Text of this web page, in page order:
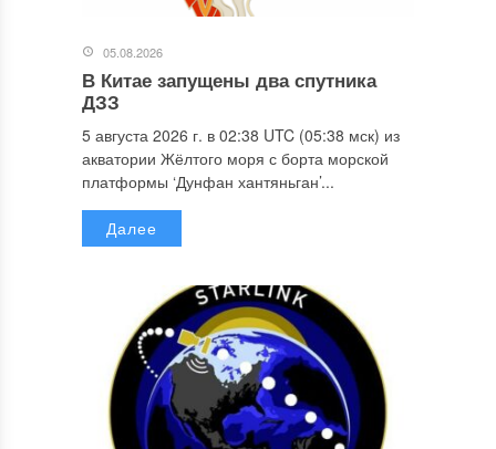
05.08.2026
В Китае запущены два спутника
ДЗЗ
5 августа 2026 г. в 02:38 UTC (05:38 мск) из
акватории Жёлтого моря с борта морской
платформы ‘Дунфан хантяньган’...
Далее